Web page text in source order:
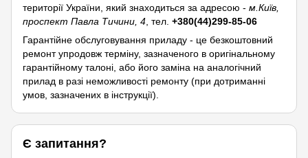
території України, який знаходиться за адресою - м.Київ,
проспект Павла Тичини, 4 , тел. +380(44)299-85-06
Гарантійне обслуговування приладу - це безкоштовний
ремонт упродовж терміну, зазначеного в оригінальному
гарантійному талоні, або його заміна на аналогічний
прилад в разі неможливості ремонту (при дотриманні
умов, зазначених в інструкції).
Є запитання?